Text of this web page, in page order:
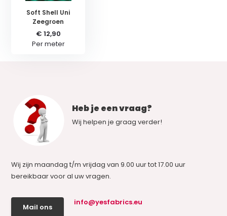
Soft Shell Uni
Zeegroen
€ 12,90
Per meter
Heb je een vraag?
Wij helpen je graag verder!
Wij zijn maandag t/m vrijdag van 9.00 uur tot 17.00 uur
bereikbaar voor al uw vragen.
Mail ons
info@yesfabrics.eu